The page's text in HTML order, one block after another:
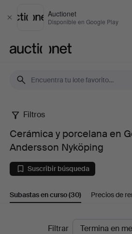
Cerrar
Auctionet
Disponible en Google Play
Cerámica
porcelana
en
Filtros
Cerámica y porcelana en
Andersson Nyköping
Suscribir búsqueda
Subastas en curso(30) Precios de
SubastasFiltrar